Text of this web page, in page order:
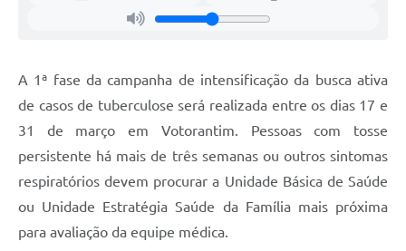
Uso de Internet e Recursos de Informática
Guarda Civil Municipal (GCM)
Arborização urbana
Manual para arquivo de remessa – NFSe
Lei de Acesso à Informação
A 1ª fase da campanha de intensificação da busca ativa
de casos de tuberculose será realizada entre os dias 17 e
31 de março em Votorantim. Pessoas com tosse
persistente há mais de três semanas ou outros sintomas
respiratórios devem procurar a Unidade Básica de Saúde
ou Unidade Estratégia Saúde da Família mais próxima
para avaliação da equipe médica.